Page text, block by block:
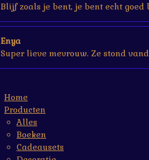
Blijf zoals je bent, je bent echt goed
Enya
Super lieve mevrouw. Ze stond
Home
Producten
Alles
Boeken
Cadeausets